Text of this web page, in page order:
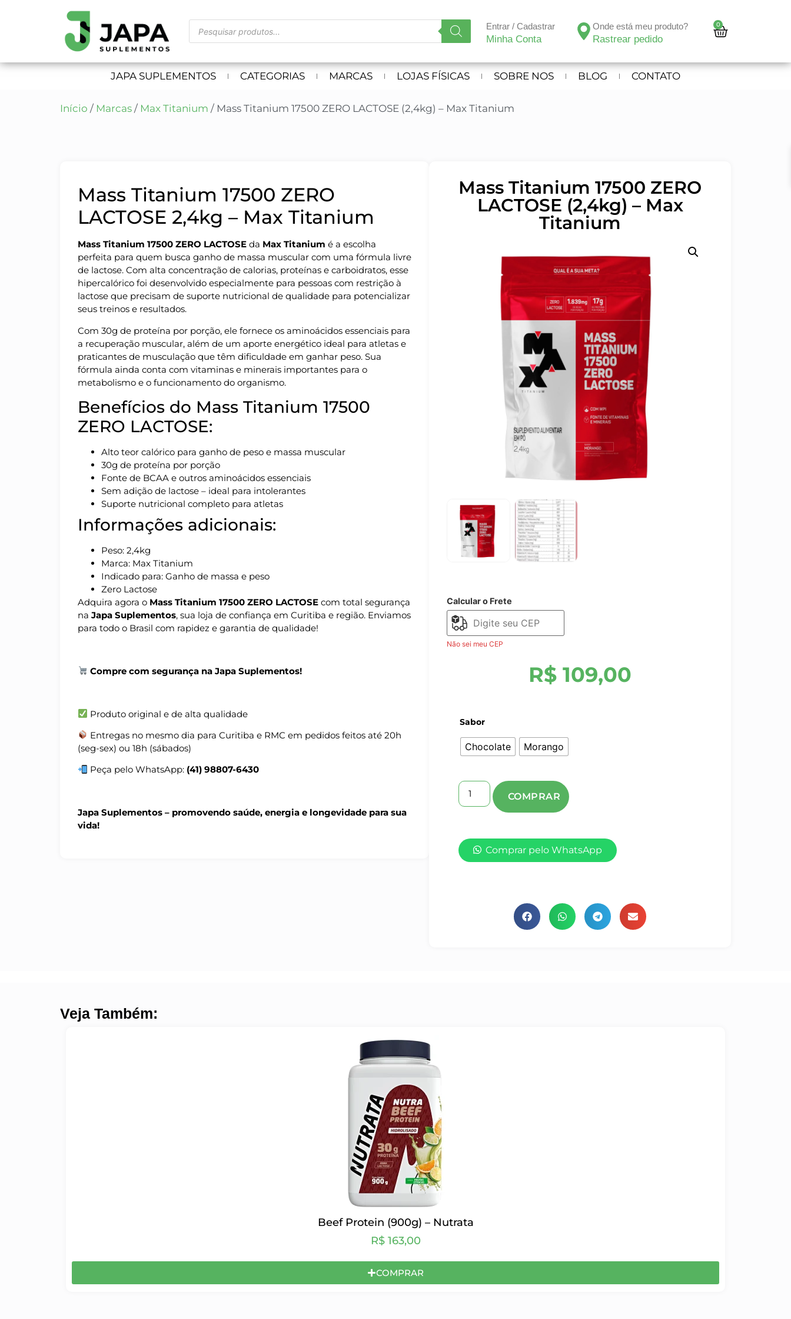
Entrar / Cadastrar
Minha Conta
Onde está meu produto?
Rastrear pedido
0
JAPA SUPLEMENTOS CATEGORIAS MARCAS LOJAS FÍSICAS SOBRE NOS BLOG CONTATO
Início / Marcas / Max Titanium / Mass Titanium 17500 ZERO LACTOSE (2,4kg) – Max Titanium
Mass Titanium 17500 ZERO
LACTOSE 2,4kg – Max Titanium
Mass Titanium 17500 ZERO LACTOSE da Max Titanium é a escolha
perfeita para quem busca ganho de massa muscular com uma fórmula livre
de lactose. Com alta concentração de calorias, proteínas e carboidratos, esse
hipercalórico foi desenvolvido especialmente para pessoas com restrição à
lactose que precisam de suporte nutricional de qualidade para potencializar
seus treinos e resultados.
Com 30g de proteína por porção, ele fornece os aminoácidos essenciais para
a recuperação muscular, além de um aporte energético ideal para atletas e
praticantes de musculação que têm dificuldade em ganhar peso. Sua
fórmula ainda conta com vitaminas e minerais importantes para o
metabolismo e o funcionamento do organismo.
Benefícios do Mass Titanium 17500
ZERO LACTOSE:
Alto teor calórico para ganho de peso e massa muscular
30g de proteína por porção
Fonte de BCAA e outros aminoácidos essenciais
Sem adição de lactose – ideal para intolerantes
Suporte nutricional completo para atletas
Informações adicionais:
Peso: 2,4kg
Marca: Max Titanium
Indicado para: Ganho de massa e peso
Zero Lactose
Adquira agora o Mass Titanium 17500 ZERO LACTOSE com total segurança
na Japa Suplementos, sua loja de confiança em Curitiba e região. Enviamos
para todo o Brasil com rapidez e garantia de qualidade!
Compre com segurança na Japa Suplementos!
Produto original e de alta qualidade
Entregas no mesmo dia para Curitiba e RMC em pedidos feitos até 20h
(seg-sex) ou 18h (sábados)
Peça pelo WhatsApp: (41) 98807-6430
Japa Suplementos – promovendo saúde, energia e longevidade para sua
vida!
Mass Titanium 17500 ZERO
LACTOSE (2,4kg) – Max
Titanium
Calcular o Frete
Não sei meu CEP
R$ 109,00
Sabor
Chocolate Morango
Comprar pelo WhatsApp
Veja Também:
Beef Protein (900g) – Nutrata
R$163,00
COMPRAR